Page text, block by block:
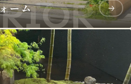
ーム